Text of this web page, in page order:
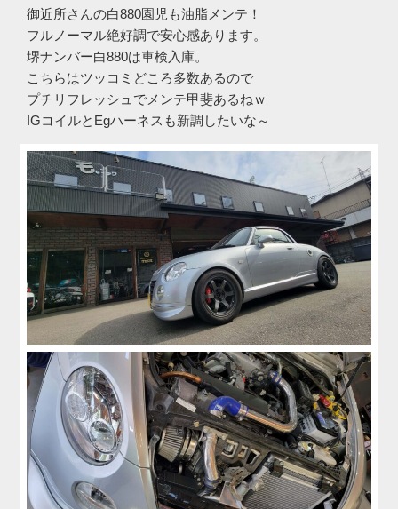
御近所さんの白880園児も油脂メンテ！
フルノーマル絶好調で安心感あります。
堺ナンバー白880は車検入庫。
こちらはツッコミどころ多数あるので
プチリフレッシュでメンテ甲斐あるねｗ
IGコイルとEgハーネスも新調したいな～